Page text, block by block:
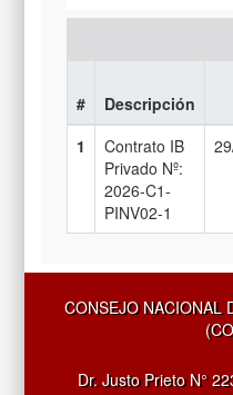
# Descripción
1
Contrato IB
Privado Nº:
2026-C1-
PINV02-1
CONSEJO NACIONAL
Dr. Justo Prieto N°